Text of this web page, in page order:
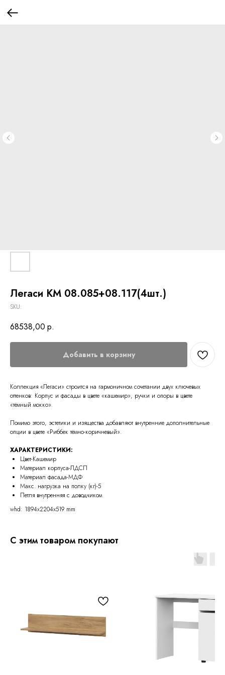
Легаси КМ 08.085+08.117(4шт.)
SKU:
68538,00 р.
Добавить в корзину
Коллекция «Легаси» строится на гармоничном сочетании двух ключевых
оттенков: Корпус и фасады в цвете «кашемир», ручки и опоры в цвете
«тёмный мокко».
Помимо этого, эстетики и изящества добавляют внутренние дополнительные
опции в цвете «Риббек тёмно-коричневый».
ХАРАКТЕРИСТИКИ:
Цвет-Кашемир
Материал корпуса-ЛДСП
Материал фасада-МДФ
Макс. нагрузка на полку (кг)-5
Петля внутренняя с доводчиком
whd: 1894x2204x519 mm
С этим товаром покупают